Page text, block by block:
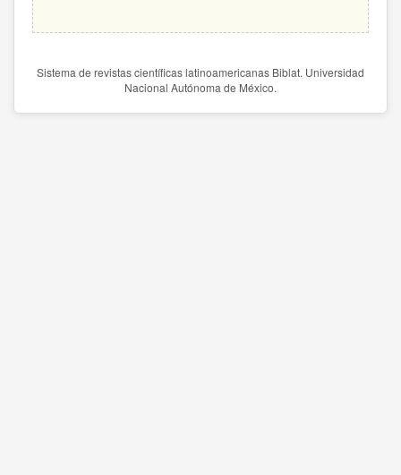
Sistema de revistas científicas latinoamericanas Biblat. Universidad
Nacional Autónoma de México.